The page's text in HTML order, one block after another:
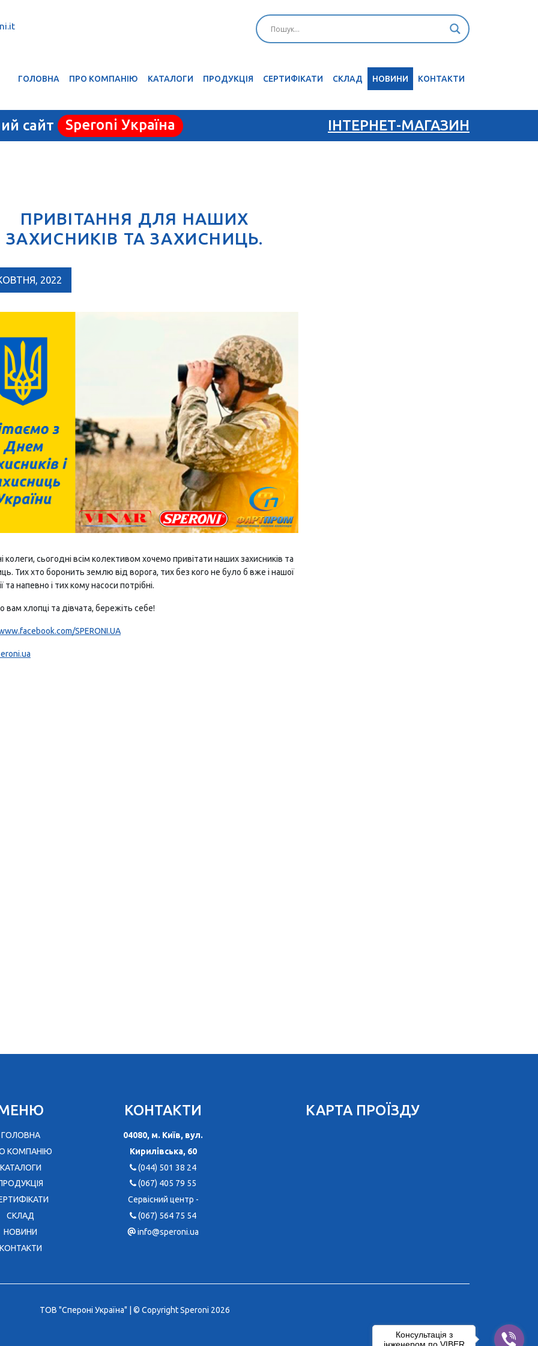
ГОЛОВНА ПРО КОМПАНІЮ КАТАЛОГИ ПРОДУКЦІЯ СЕРТИФІКАТИ CКЛАД НОВИНИ КОНТАКТИ
сайт Speroni Україна ІНТЕРНЕТ-МАГАЗИН
ПРИВІТАННЯ ДЛЯ НАШИХ
ЗАХИСНИКІВ ТА ЗАХИСНИЦЬ.
2022
колеги, сьогодні всім колективом хочемо привітати наших захисників та
Тих хто боронить землю від ворога, тих без кого не було б вже і нашої
та напевно і тих кому насоси потрібні.
вам хлопці та дівчата, бережіть себе!
SPERONI.UA
ГОЛОВНА
КОМПАНІЮ
КАТАЛОГИ
CКЛАД
НОВИНИ
КОНТАКТИ
04080, м. Київ, вул.
Кирилівська, 60
(044) 501 38 24
(067) 405 79 55
Сервісний центр -
(067) 564 75 54
info@speroni.ua
КАРТА ПРОЇЗДУ
ТОВ "Спероні Україна" | © Copyright Speroni 2026
Консультація з